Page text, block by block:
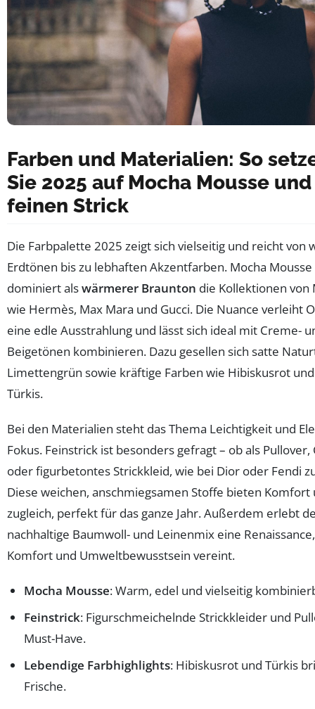
Farben und Materialien: So
Sie 2025 auf Mocha Mousse und
feinen Strick
Die Farbpalette 2025 zeigt sich vielseitig und reicht von
Erdtönen bis zu lebhaften Akzentfarben. Mocha Mousse
dominiert alswärmerer Braunton die Kollektionen von
wie Hermès, Max Mara und Gucci. Die Nuance verleiht
eine edle Ausstrahlung und lässt sich ideal mit Creme-
Beigetönen kombinieren. Dazu gesellen sich satte
Limettengrün sowie kräftige Farben wie Hibiskusrot
Türkis.
Bei den Materialien steht das Thema Leichtigkeit und
Fokus. Feinstrick ist besonders gefragt – ob als Pullover,
oder figurbetontes Strickkleid, wie bei Dior oder Fendi
Diese weichen, anschmiegsamen Stoffe bieten Komfort
zugleich, perfekt für das ganze Jahr. Außerdem erlebt
nachhaltige Baumwoll- und Leinenmix eine
Komfort und Umweltbewusstsein vereint.
Mocha Mousse: Warm, edel und vielseitig
Feinstrick: Figurschmeichelnde Strickkleider und
Must-Have.
Lebendige Farbhighlights: Hibiskusrot und Türkis
Frische.